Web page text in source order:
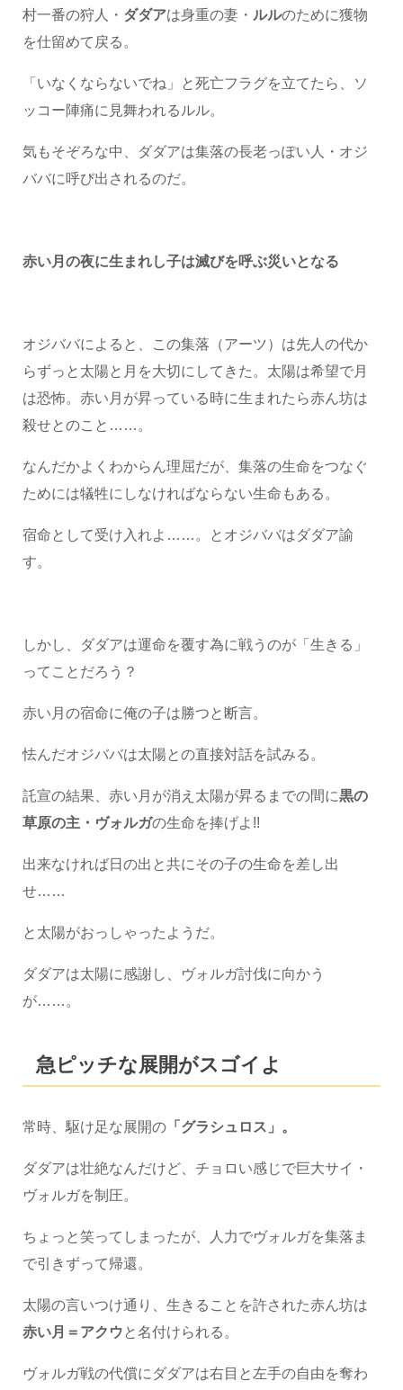
村一番の狩人・ ダダアは身重の妻・ ルルのために獲物
を仕留めて戻る。
「いなくならないでね」と死亡フラグを立てたら、ソ
ッコー陣痛に見舞われるルル。
気もそぞろな中、ダダアは集落の長老っぽい人・オジ
ババに呼び出されるのだ。
赤い月の夜に生まれし子は滅びを呼ぶ災いとなる
オジババによると、この集落（アーツ）は先人の代か
らずっと太陽と月を大切にしてきた。太陽は希望で月
は恐怖。赤い月が昇っている時に生まれたら赤ん坊は
殺せとのこと……。
なんだかよくわからん理屈だが、集落の生命をつなぐ
ためには犠牲にしなければならない生命もある。
宿命として受け入れよ……。とオジババはダダア諭
す。
しかし、ダダアは運命を覆す為に戦うのが「生きる」
ってことだろう？
赤い月の宿命に俺の子は勝つと断言。
怯んだオジババは太陽との直接対話を試みる。
託宣の結果、赤い月が消え太陽が昇るまでの間に黒の
草原の主・ヴォルガの生命を捧げよ!!
出来なければ日の出と共にその子の生命を差し出
せ……
と太陽がおっしゃったようだ。
ダダアは太陽に感謝し、ヴォルガ討伐に向かう
が……。
急ピッチな展開がスゴイよ
常時、駆け足な展開の「グラシュロス」。
ダダアは壮絶なんだけど、チョロい感じで巨大サイ・
ヴォルガを制圧。
ちょっと笑ってしまったが、人力でヴォルガを集落ま
で引きずって帰還。
太陽の言いつけ通り、生きることを許された赤ん坊は
赤い月＝アクウ と名付けられる。
ヴォルガ戦の代償にダダアは右目と左手の自由を奪わ